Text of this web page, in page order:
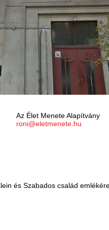
Az Élet Menete Alapítvány
roni@eletmenete.hu
és Szabados család